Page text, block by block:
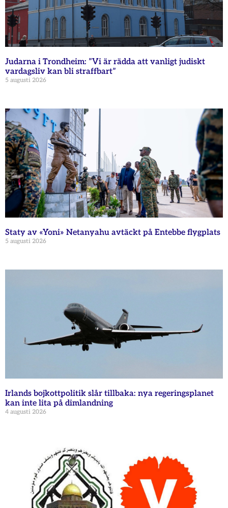
Judarna i Trondheim: ”Vi är rädda att vanligt judiskt
vardagsliv kan bli straffbart”
5 augusti 2026
Staty av «Yoni» Netanyahu avtäckt på Entebbe flygplats
5 augusti 2026
Irlands bojkottpolitik slår tillbaka: nya regeringsplanet
kan inte lita på dimlandning
4 augusti 2026